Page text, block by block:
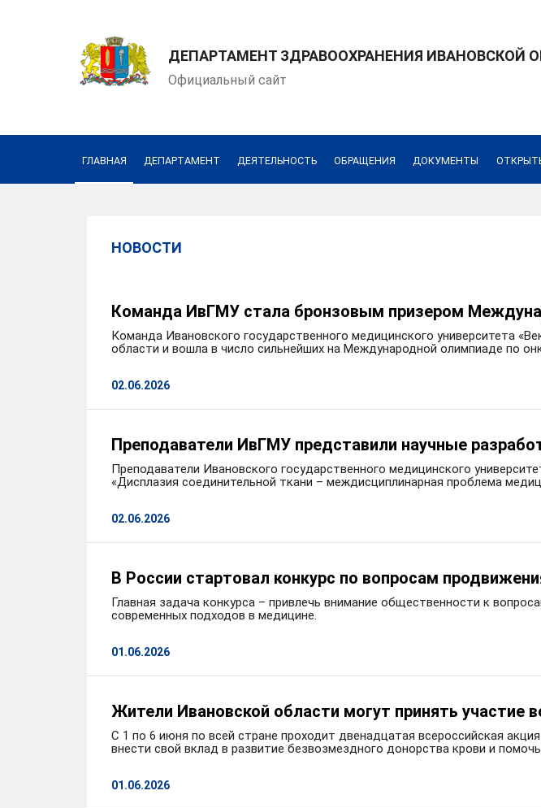
ДЕПАРТАМЕНТ ЗДРАВООХРАНЕНИЯ ИВАНОВСКОЙ
Официальный сайт
ГЛАВНАЯ ДЕПАРТАМЕНТ ДЕЯТЕЛЬНОСТЬ ОБРАЩЕНИЯ ДОКУМЕНТЫ
НОВОСТИ
Команда ИвГМУ стала бронзовым призером
Команда Ивановского государственного медицинского университета
области и вошла в число сильнейших на Международной олимпиаде по
02.06.2026
Преподаватели ИвГМУ представили научные
Преподаватели Ивановского государственного медицинского
«Дисплазия соединительной ткани – междисциплинарная проблема
02.06.2026
В России стартовал конкурс по вопросам
Главная задача конкурса – привлечь внимание общественности к
современных подходов в медицине.
01.06.2026
Жители Ивановской области могут принять участие
С 1 по 6 июня по всей стране проходит двенадцатая всероссийская
внести свой вклад в развитие безвозмездного донорства крови и
01.06.2026